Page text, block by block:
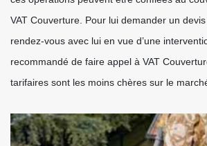
VAT Couverture. Pour lui demander un
rendez-vous avec lui en vue d’une
recommandé de faire appel à VAT
tarifaires sont les moins chères sur le